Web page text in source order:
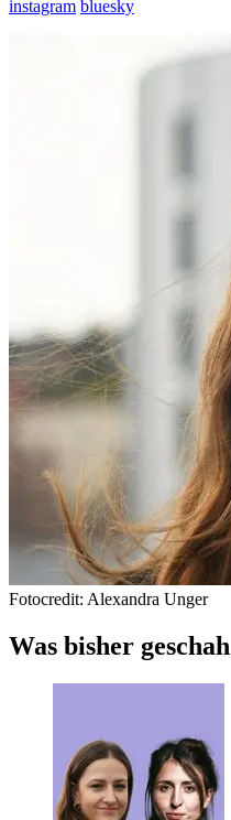
instagram bluesky
Fotocredit: Alexandra Unger
Was bisher geschah